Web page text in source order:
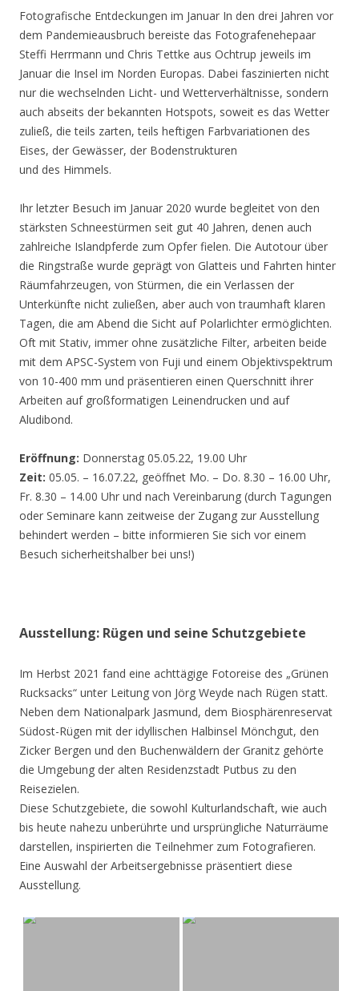
Fotografische Entdeckungen im Januar In den drei Jahren vor
dem Pandemieausbruch bereiste das Fotografenehepaar
Steffi Herrmann und Chris Tettke aus Ochtrup jeweils im
Januar die Insel im Norden Europas. Dabei faszinierten nicht
nur die wechselnden Licht- und Wetterverhältnisse, sondern
auch abseits der bekannten Hotspots, soweit es das Wetter
zuließ, die teils zarten, teils heftigen Farbvariationen des
Eises, der Gewässer, der Bodenstrukturen
und des Himmels.
Ihr letzter Besuch im Januar 2020 wurde begleitet von den
stärksten Schneestürmen seit gut 40 Jahren, denen auch
zahlreiche Islandpferde zum Opfer fielen. Die Autotour über
die Ringstraße wurde geprägt von Glatteis und Fahrten hinter
Räumfahrzeugen, von Stürmen, die ein Verlassen der
Unterkünfte nicht zuließen, aber auch von traumhaft klaren
Tagen, die am Abend die Sicht auf Polarlichter ermöglichten.
Oft mit Stativ, immer ohne zusätzliche Filter, arbeiten beide
mit dem APSC-System von Fuji und einem Objektivspektrum
von 10-400 mm und präsentieren einen Querschnitt ihrer
Arbeiten auf großformatigen Leinendrucken und auf
Aludibond.
Eröffnung: Donnerstag 05.05.22, 19.00 Uhr
Zeit: 05.05. – 16.07.22, geöffnet Mo. – Do. 8.30 – 16.00 Uhr,
Fr. 8.30 – 14.00 Uhr und nach Vereinbarung (durch Tagungen
oder Seminare kann zeitweise der Zugang zur Ausstellung
behindert werden – bitte informieren Sie sich vor einem
Besuch sicherheitshalber bei uns!)
Ausstellung: Rügen und seine Schutzgebiete
Im Herbst 2021 fand eine achttägige Fotoreise des „Grünen
Rucksacks“ unter Leitung von Jörg Weyde nach Rügen statt.
Neben dem Nationalpark Jasmund, dem Biosphärenreservat
Südost-Rügen mit der idyllischen Halbinsel Mönchgut, den
Zicker Bergen und den Buchenwäldern der Granitz gehörte
die Umgebung der alten Residenzstadt Putbus zu den
Reisezielen.
Diese Schutzgebiete, die sowohl Kulturlandschaft, wie auch
bis heute nahezu unberührte und ursprüngliche Naturräume
darstellen, inspirierten die Teilnehmer zum Fotografieren.
Eine Auswahl der Arbeitsergebnisse präsentiert diese
Ausstellung.